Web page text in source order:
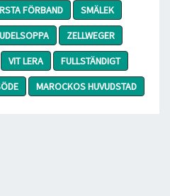
FÖRBAND
SMÄLEK
ZELLWEGER
VIT LERA
FULLSTÄNDIGT
MAROCKOS HUVUDSTAD